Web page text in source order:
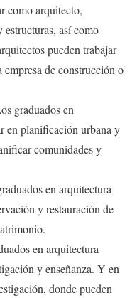
como arquitecto,
así como
pueden trabajar
de construcción o
graduados en
en planificación urbana y
comunidades y
en arquitectura
y restauración de
en arquitectura
y enseñanza. Y en
donde pueden